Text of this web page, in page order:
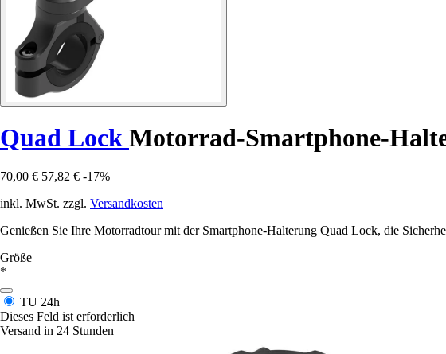
Quad Lock Motorrad-Smartphone-
70,00 € 57,82 € -17%
inkl. MwSt. zzgl. Versandkosten
Genießen Sie Ihre Motorradtour mit der Smartphone-Halterung Quad Lock, die
Größe
*
TU 24h
Dieses Feld ist erforderlich
Versand in 24 Stunden